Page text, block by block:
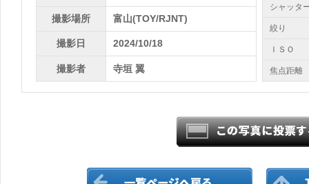
撮影場所 富山(TOY/RJNT)
撮影日 2024/10/18
撮影者 寺垣 翼
シャッタ
絞り
ＩＳＯ
焦点距離